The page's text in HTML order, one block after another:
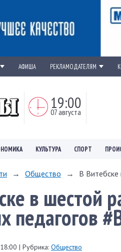
АФИША РЕКЛАМОДАТЕЛЯМ
19:00
07 августа
КУЛЬТУРА СПОРТ
→ Общество → В
в шестой
педагогов
| Рубрика: Общество